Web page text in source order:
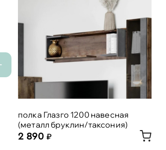
полка Глазго 1200 навесная
(металл бруклин/таксония)
2 890